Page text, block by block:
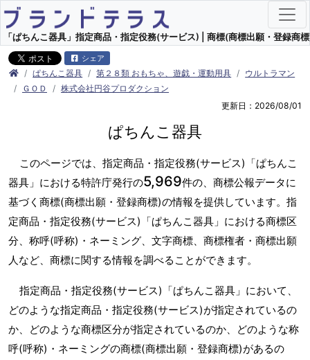
「ぱちんこ器具」指定商品・指定役務(サービス) | 商標(商標出願・登録商
シェア
ぱちんこ器具 第２８類 おもちゃ、遊戯・運動用具
ウルトラマン
ＧＯＤ
株式会社円谷プロダクション
更新日：2026/08/01
ぱちんこ器具
このページでは、指定商品・指定役務(サービス)「ぱちんこ
器具」における特許庁発行の5,969件の、商標公報データに
基づく商標(商標出願・登録商標)の情報を提供しています。指
定商品・指定役務(サービス)「ぱちんこ器具」における商標区
分、称呼(呼称)・ネーミング、文字商標、商標権者・商標出願
人など、商標に関する情報を調べることができます。
指定商品・指定役務(サービス)「ぱちんこ器具」において、
どのような指定商品・指定役務(サービス)が指定されているの
か、どのような商標区分が指定されているのか、どのような称
呼(呼称)・ネーミングの商標(商標出願・登録商標)があるの